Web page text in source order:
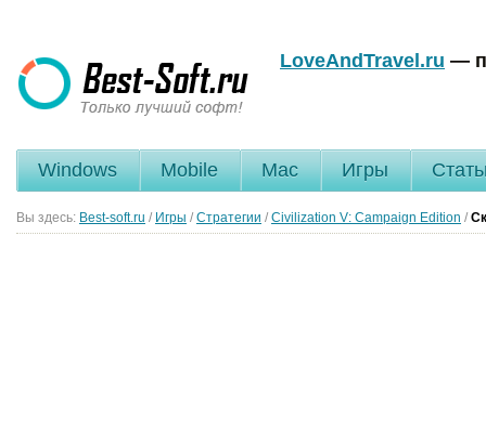
LoveAndTravel.ru —
Windows Mobile Mac Игры
Вы здесь: Best-soft.ru / Игры / Стратегии / Civilization V: Campaign Edition /